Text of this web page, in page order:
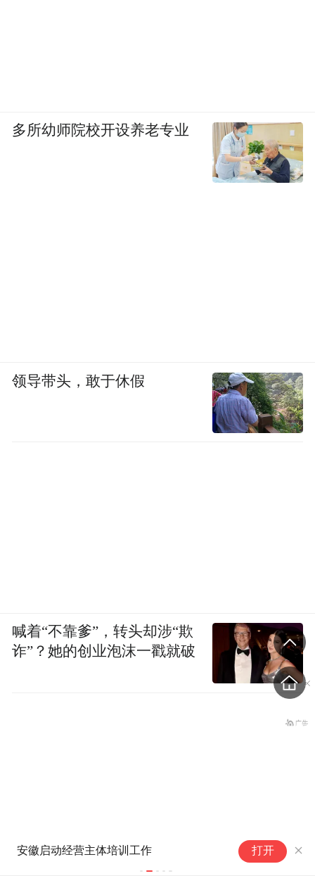
活力中国调研行|全球首个“行星
保护实验室”即将落户安徽合肥打开
多所幼师院校开设养老专业
领导带头，敢于休假
喊着“不靠爹”，转头却涉“欺
诈”？她的创业泡沫一戳就破